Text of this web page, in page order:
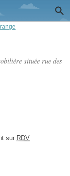
située rue des
sur RDV